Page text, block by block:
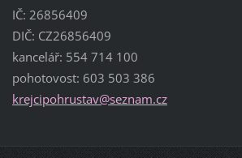
IČ: 26856409
DIČ: CZ26856409
kancelář: 554 714 100
pohotovost: 603 503 386
krejcipohrustav@seznam.cz